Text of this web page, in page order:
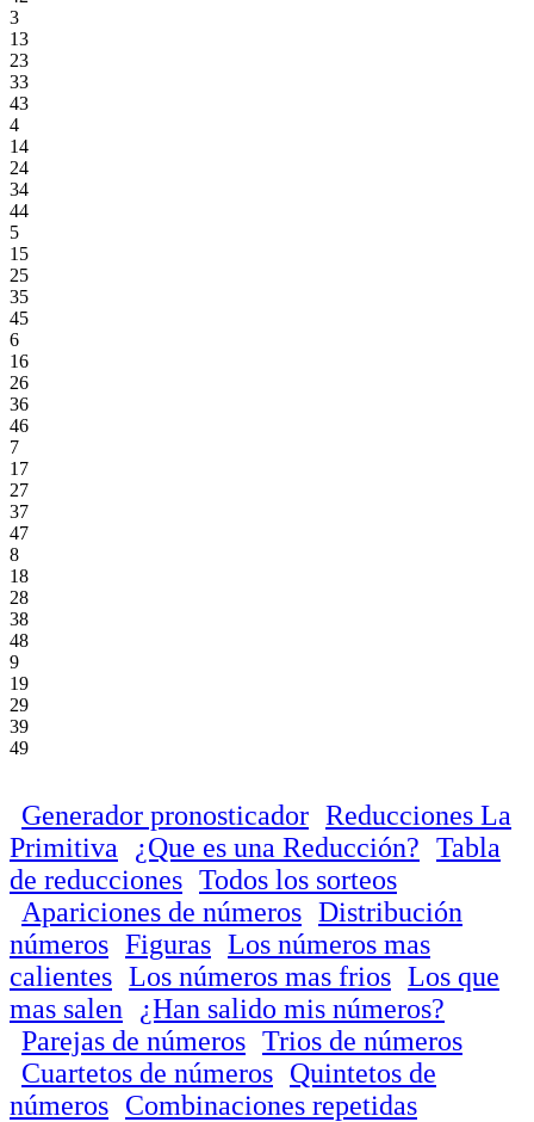
3
13
23
33
43
4
14
24
34
44
5
15
25
35
45
6
16
26
36
46
7
17
27
37
47
8
18
28
38
48
9
19
29
39
49
Generador pronosticador Reducciones La
Primitiva
¿Que es una Reducción? Tabla
de reducciones Todos los sorteos
Apariciones de números Distribución
números Figuras Los números mas
calientes Los números mas frios Los que
mas salen
¿Han salido mis números?
Parejas de números Trios de números
Cuartetos de números Quintetos de
números Combinaciones repetidas